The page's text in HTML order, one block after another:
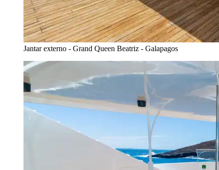
Jantar externo - Grand Queen Beatriz - Galapagos